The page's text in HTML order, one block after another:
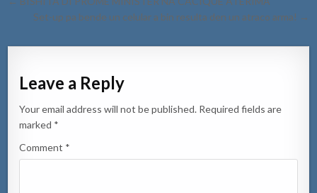
navigation
Set-up pa bende un celular a bin resulta den un atraco arma! →
Leave a Reply
Your email address will not be published. Required fields are
marked *
Comment *